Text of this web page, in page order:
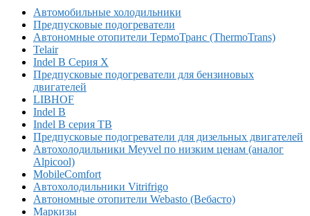
Автомобильные холодильники
Предпусковые подогреватели
Автономные отопители ТермоТранс (ThermoTrans)
Telair
Indel B Серия X
Предпусковые подогреватели для бензиновых
двигателей
LIBHOF
Indel B
Indel B серия TB
Предпусковые подогреватели для дизельных двигателей
Автохолодильники Meyvel по низким ценам (аналог
Alpicool)
MobileComfort
Автохолодильники Vitrifrigo
Автономные отопители Webasto (Вебасто)
Маркизы